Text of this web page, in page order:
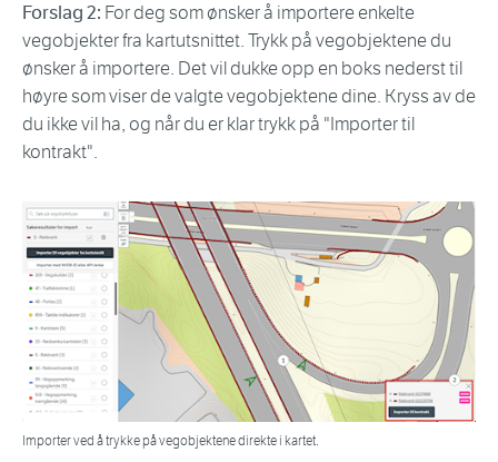
Forslag 2: For deg som ønsker å importere enkelte
vegobjekter fra kartutsnittet. Trykk på vegobjektene du
ønsker å importere. Det vil dukke opp en boks nederst til
høyre som viser de valgte vegobjektene dine. Kryss av de
du ikke vil ha, og når du er klar trykk på "Importer til
kontrakt".
Importer ved å trykke på vegobjektene direkte i kartet.